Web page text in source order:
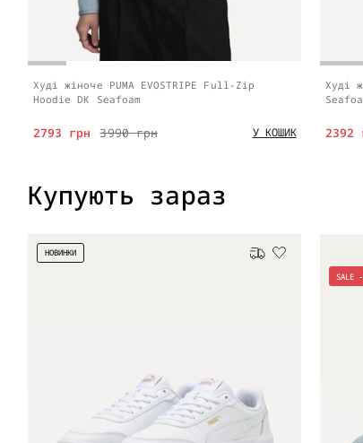
Худі жіноче PUMA EVOSTRIPE Full-Zip
Hoodie DK Seafoam
3990 грн
2793 грн У КОШИК
Худі
2392
Купують зараз
НОВИНКИ Безкоштовна доставка
SALE -